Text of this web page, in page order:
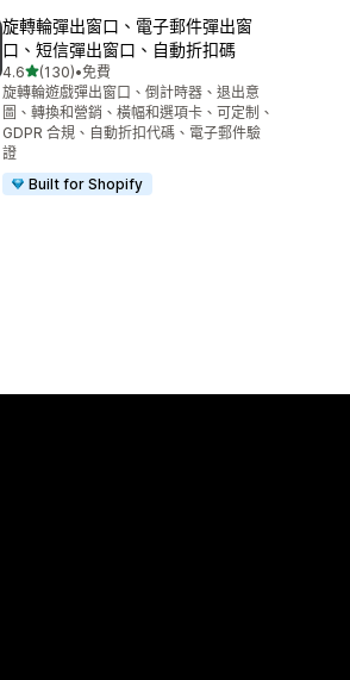
旋轉輪彈出窗口、電子郵件彈出窗
口、短信彈出窗口、自動折扣碼
4.6滿分 5 顆星
(130)
共有 130 則評價
•免費
旋轉輪遊戲彈出窗口、倒計時器、退出意
圖、轉換和營銷、橫幅和選項卡、可定制、
GDPR 合規、自動折扣代碼、電子郵件驗
證
Built for Shopify